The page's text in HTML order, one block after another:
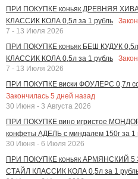
ПРИ ПОКУПКЕ коньяк ДРЕВНЯЯ
КЛАССИК КОЛА 0,5л за 1 рубль
7 - 13 Июля 2026
ПРИ ПОКУПКЕ коньяк БЕШ КУДУК
КЛАССИК КОЛА 0,5л за 1 рубль
7 - 13 Июля 2026
ПРИ ПОКУПКЕ виски ФОУЛЕРС 0,7л
Закончилась 5 дней назад
30 Июня - 3 Августа 2026
ПРИ ПОКУПКЕ вино игристое
конфеты АДЕЛЬ с миндалем 150г за 1
30 Июня - 6 Июля 2026
ПРИ ПОКУПКЕ коньяк АРМЯНСКИЙ 5
СТАЙЛ КЛАССИК КОЛА 0,5л за 1